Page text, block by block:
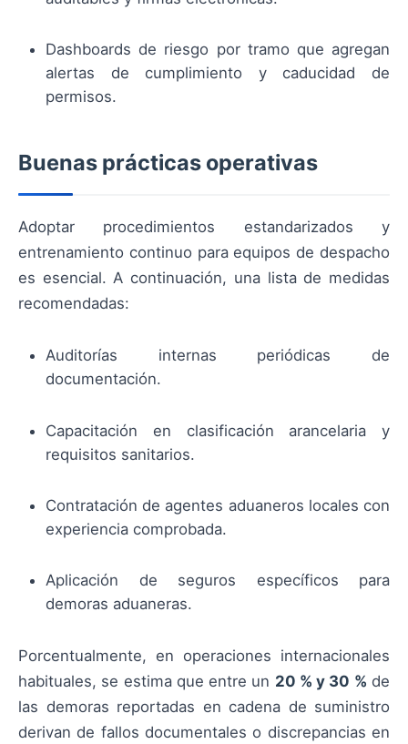
Dashboards de riesgo por tramo que agregan
alertas de cumplimiento y caducidad de
permisos.
Buenas prácticas operativas
Adoptar procedimientos estandarizados y
entrenamiento continuo para equipos de despacho
es esencial. A continuación, una lista de medidas
recomendadas:
Auditorías internas periódicas de
documentación.
Capacitación en clasificación arancelaria y
requisitos sanitarios.
Contratación de agentes aduaneros locales con
experiencia comprobada.
Aplicación de seguros específicos para
demoras aduaneras.
Porcentualmente, en operaciones internacionales
habituales, se estima que entre un 20 % y 30 % de
las demoras reportadas en cadena de suministro
derivan de fallos documentales o discrepancias en